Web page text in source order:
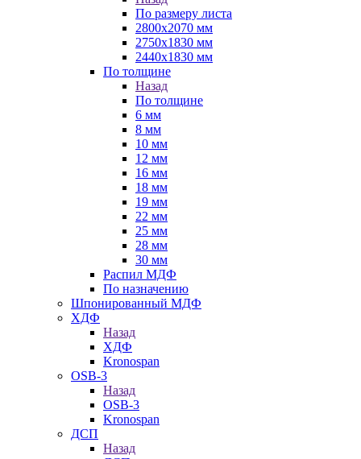
По размеру листа
2800х2070 мм
2750х1830 мм
2440х1830 мм
По толщине
Назад
По толщине
6 мм
8 мм
10 мм
12 мм
16 мм
18 мм
19 мм
22 мм
25 мм
28 мм
30 мм
Распил МДФ
По назначению
Шпонированный МДФ
ХДФ
Назад
ХДФ
Kronospan
OSB-3
Назад
OSB-3
Kronospan
ДСП
Назад